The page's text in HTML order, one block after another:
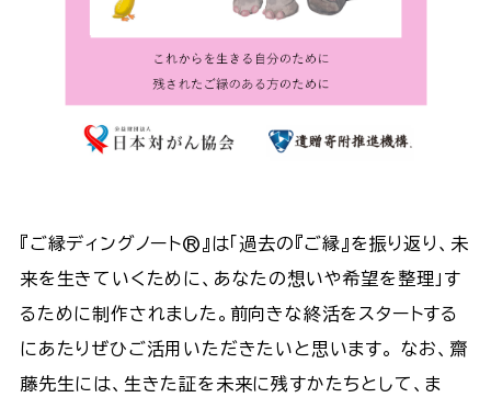
『ご縁ディングノート®』は「過去の『ご縁』を振り返り、未
来を生きていくために、あなたの想いや希望を整理」す
るために制作されました。前向きな終活をスタートする
にあたりぜひご活用いただきたいと思います。 なお、齋
藤先生には、生きた証を未来に残すかたちとして、ま